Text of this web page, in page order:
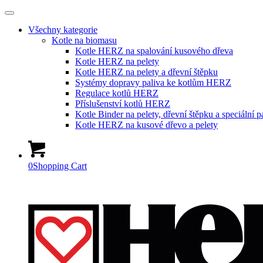
Všechny kategorie
Kotle na biomasu
Kotle HERZ na spalování kusového dřeva
Kotle HERZ na pelety
Kotle HERZ na pelety a dřevní štěpku
Systémy dopravy paliva ke kotlům HERZ
Regulace kotlů HERZ
Příslušenství kotlů HERZ
Kotle Binder na pelety, dřevní štěpku a speciální
Kotle HERZ na kusové dřevo a pelety
0Shopping Cart